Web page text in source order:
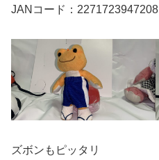
JANコード：2271723947208
ズボンもピッタリ